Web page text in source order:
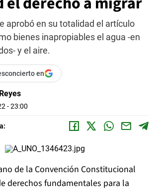
aprobó en su totalidad el artículo
bienes inapropiables el agua -en
y el aire.
en
- 23:00
de la Convención Constitucional
derechos fundamentales para la